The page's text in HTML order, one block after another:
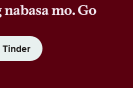
nabasa mo. Go
Tinder